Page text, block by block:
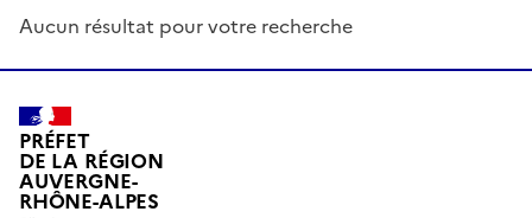
Affiner les résultats
Aucun résultat pour votre recherche
PRÉFET
DE LA RÉGION
AUVERGNE-
RHÔNE-ALPES